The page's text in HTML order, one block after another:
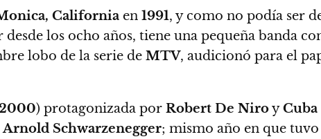
California en 1991, y como no podía ser
desde los ocho años, tiene una pequeña banda
lobo de la serie de MTV, audicionó para el
) protagonizada por Robert De NiroyCuba
Arnold Schwarzenegger; mismo año en que